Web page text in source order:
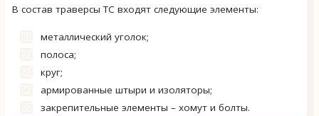
В состав траверсы ТС входят следующие элементы:
металлический уголок;
полоса;
круг;
армированные штыри и изоляторы;
закрепительные элементы – хомут и болты.